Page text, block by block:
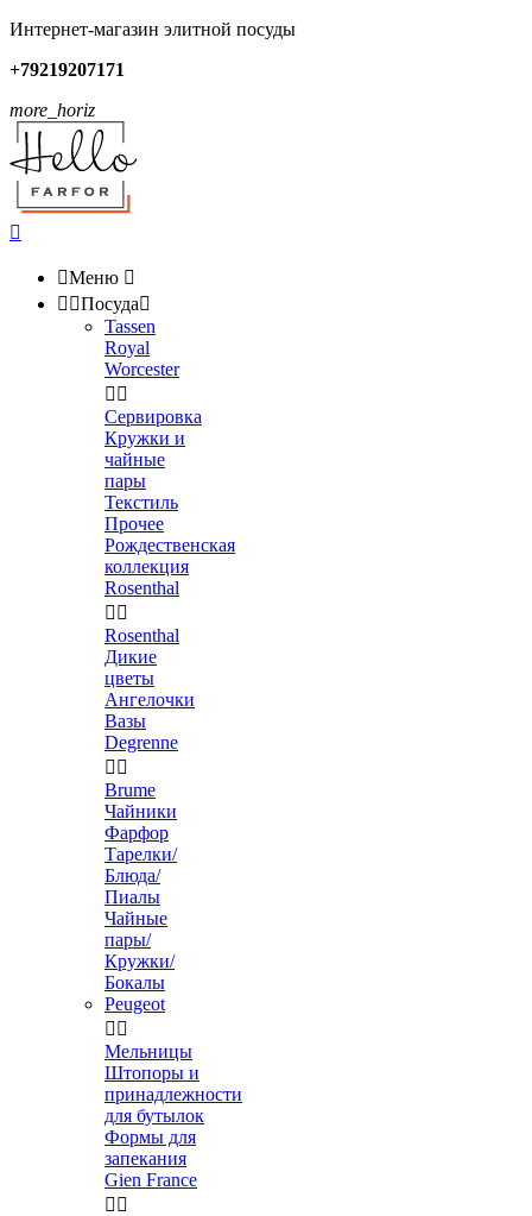
Интернет-магазин элитной посуды
+79219207171
more_horiz

Меню 
 Посуда
Tassen
Royal
Worcester
 
Сервировка
Кружки и
чайные
пары
Текстиль
Прочее
Рождественская
коллекция
Rosenthal
 
Rosenthal
Дикие
цветы
Ангелочки
Вазы
Degrenne
 
Brume
Чайники
Фарфор
Тарелки/
Блюда/
Пиалы
Чайные
пары/
Кружки/
Бокалы
Peugeot
 
Мельницы
Штопоры и
принадлежности
для бутылок
Формы для
запекания
Gien France
 